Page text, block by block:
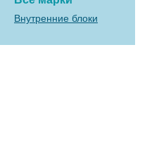
Внутренние блоки